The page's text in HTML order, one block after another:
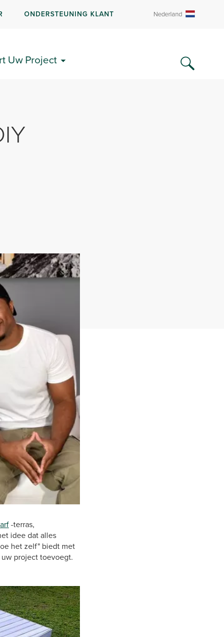
ONDERSTEUNING KLANT Nederland
Uw Project
-terras,
idee dat alles
het zelf" biedt met
project toevoegt.